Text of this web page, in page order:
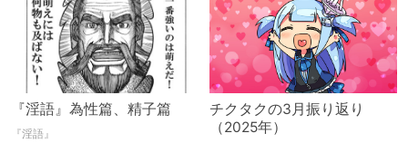
『淫語』為性篇、精子篇
『淫語』
チクタクの3月振り返り
（2025年）